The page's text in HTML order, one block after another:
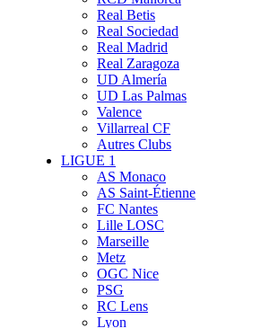
Real Betis
Real Sociedad
Real Madrid
Real Zaragoza
UD Almería
UD Las Palmas
Valence
Villarreal CF
Autres Clubs
LIGUE 1
AS Monaco
AS Saint-Étienne
FC Nantes
Lille LOSC
Marseille
Metz
OGC Nice
PSG
RC Lens
Lyon